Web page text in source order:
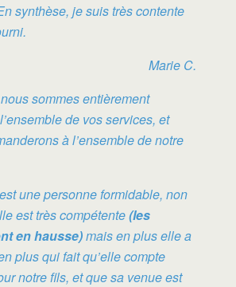
synthèse, je suis très contente
Marie C.
sommes entièrement
de vos services, et
à l’ensemble de notre
une personne formidable, non
est très compétente(les
en hausse)mais en plus elle a
plus qui fait qu’elle compte
notre fils, et que sa venue est